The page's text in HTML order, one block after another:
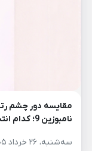
مقایسه دور چشم
نامبوزین 9؛ کدام انتخاب بهتری برای شماست؟
سه‌شنبه، ۲۶ خرداد ۱۴۰۵